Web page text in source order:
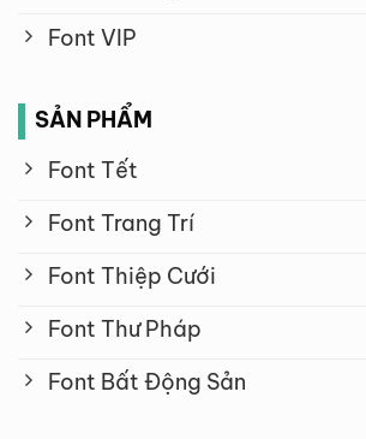
Font VIP
SẢN PHẨM
Font Tết
Font Trang Trí
Font Thiệp Cưới
Font Thư Pháp
Font Bất Động Sản